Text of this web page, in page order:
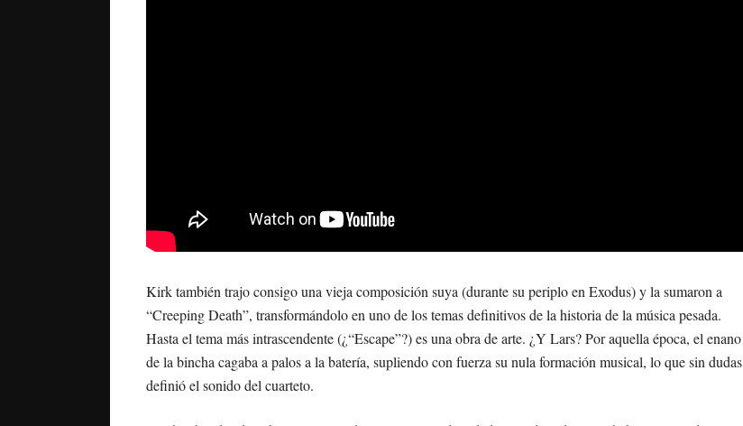
Kirk también trajo consigo una vieja composición suya (durante su periplo en Exodus) y la sumaron a
“Creeping Death”, transformándolo en uno de los temas definitivos de la historia de la música pesada.
Hasta el tema más intrascendente (¿“Escape”?) es una obra de arte. ¿Y Lars? Por aquella época, el enano
de la bincha cagaba a palos a la batería, supliendo con fuerza su nula formación musical, lo que sin dudas
definió el sonido del cuarteto.